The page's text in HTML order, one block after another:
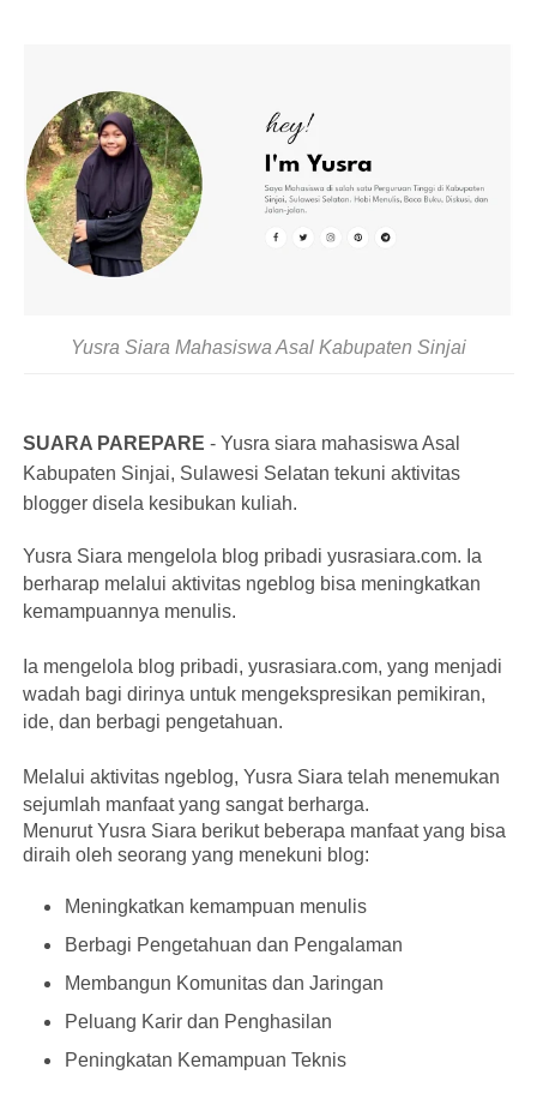
Yusra Siara Mahasiswa Asal Kabupaten Sinjai
SUARA PAREPARE -Yusra siara mahasiswa Asal
Kabupaten Sinjai, Sulawesi Selatan tekuni aktivitas
blogger disela kesibukan kuliah.
Yusra Siara mengelola blog pribadi yusrasiara.com. Ia
berharap melalui aktivitas ngeblog bisa meningkatkan
kemampuannya menulis.
Ia mengelola blog pribadi, yusrasiara.com, yang menjadi
wadah bagi dirinya untuk mengekspresikan pemikiran,
ide, dan berbagi pengetahuan.
Melalui aktivitas ngeblog, Yusra Siara telah menemukan
sejumlah manfaat yang sangat berharga.
Menurut Yusra Siara berikut beberapa manfaat yang bisa
diraih oleh seorang yang menekuni blog:
Meningkatkan kemampuan menulis
Berbagi Pengetahuan dan Pengalaman
Membangun Komunitas dan Jaringan
Peluang Karir dan Penghasilan
Peningkatan Kemampuan Teknis